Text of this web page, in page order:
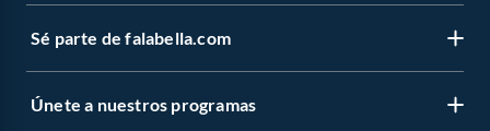
Sé parte de falabella.com
Únete a nuestros programas